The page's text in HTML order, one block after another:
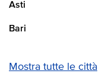
Asti
Bari
Mostra tutte le città